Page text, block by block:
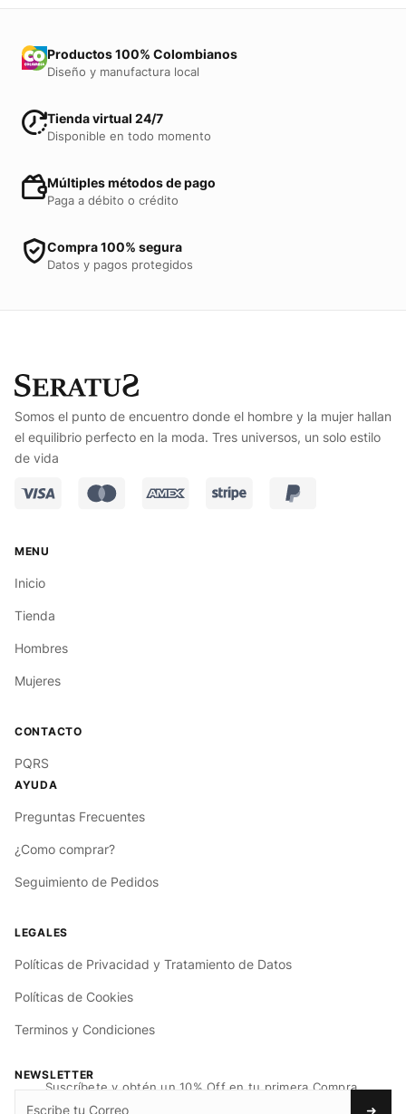
Productos 100% Colombianos
Diseño y manufactura local
Tienda virtual 24/7
Disponible en todo momento
Múltiples métodos de pago
Paga a débito o crédito
Compra 100% segura
Datos y pagos protegidos
Somos el punto de encuentro donde el hombre y la mujer hallan
el equilibrio perfecto en la moda. Tres universos, un solo estilo
de vida
Inicio
Tienda
Hombres
Mujeres
PQRS
Preguntas Frecuentes
¿Como comprar?
Seguimiento de Pedidos
Políticas de Privacidad y Tratamiento de Datos
Políticas de Cookies
Terminos y Condiciones
NEWSLETTER
Suscríbete y obtén un 10% Off en tu primera Compra.
➜